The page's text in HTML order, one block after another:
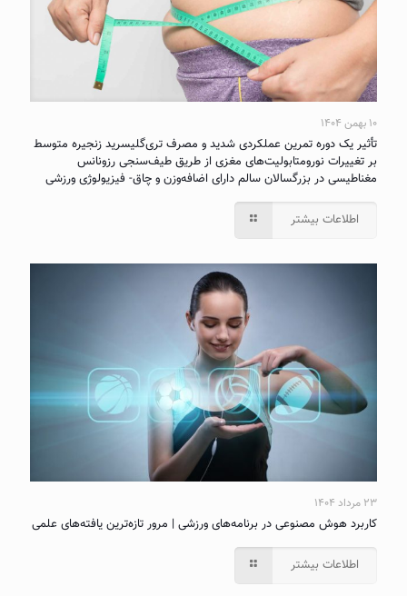
۱۰ بهمن ۱۴۰۴
تأثیر یک دوره تمرین عملکردی شدید و مصرف تری‌گلیسرید زنجیره متوسط
بر تغییرات نورومتابولیت‌های مغزی از طریق طیف‌سنجی رزونانس
مغناطیسی در بزرگسالان سالم دارای اضافه‌وزن و چاق- فیزیولوژی ورزشی
اطلاعات بیشتر
۲۳ مرداد ۱۴۰۴
کاربرد هوش مصنوعی در برنامه‌های ورزشی | مرور تازه‌ترین یافته‌های علمی
اطلاعات بیشتر